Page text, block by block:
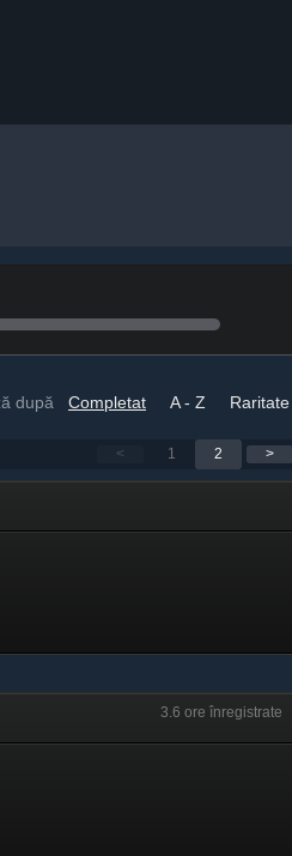
după Completat A - Z Raritate
< 1 2 >
3.6 ore înregistrate